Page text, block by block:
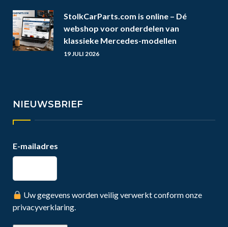
StolkCarParts.com is online – Dé
webshop voor onderdelen van
klassieke Mercedes-modellen
19 JULI 2026
NIEUWSBRIEF
E-mailadres
Uw gegevens worden veilig verwerkt conform onze
privacyverklaring.